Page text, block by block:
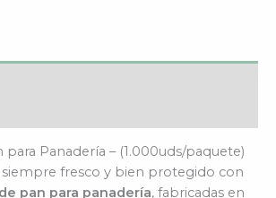
para Panadería – (1.000uds/paquete)
fresco y bien protegido con
pan para panadería, fabricadas en